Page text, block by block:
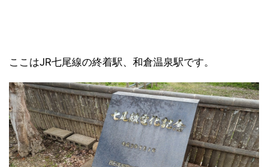
ここはJR七尾線の終着駅、和倉温泉駅です。